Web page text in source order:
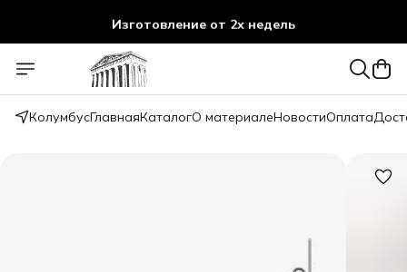
Изготовление от 2х недель
КолумбусГлавнаяКаталогО материалеНовостиОплата